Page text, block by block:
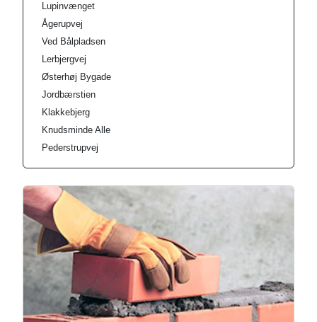
Lupinvænget
Ågerupvej
Ved Bålpladsen
Lerbjergvej
Østerhøj Bygade
Jordbærstien
Klakkebjerg
Knudsminde Alle
Pederstrupvej